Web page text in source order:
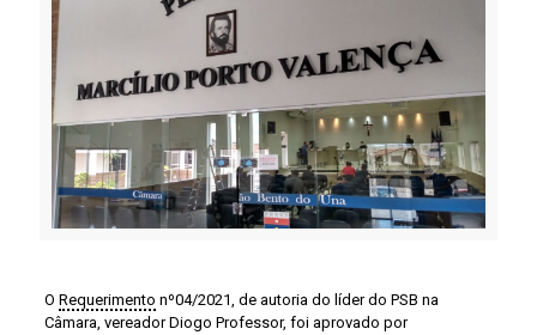
O Requerimento nº04/2021, de autoria do líder do PSB na
Câmara, vereador Diogo Professor, foi aprovado por